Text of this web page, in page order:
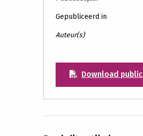
Gepubliceerd in
Auteur(s)
Download